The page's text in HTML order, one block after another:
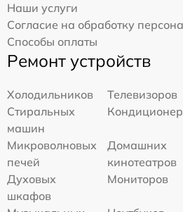
Наши услуги
Согласие на обработку
Способы оплаты
Ремонт устройств
Холодильников
Телевизоров
Стиральных
машин
Микроволновых
печей
Домашних
кинотеатров
Духовых
шкафов
Мониторов